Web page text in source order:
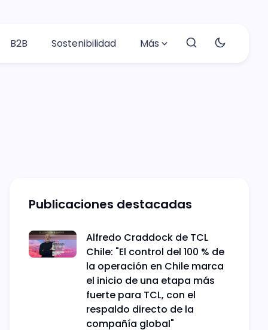
B2B Sostenibilidad Más
Publicaciones destacadas
Alfredo Craddock de TCL
Chile: "El control del 100 % de
la operación en Chile marca
el inicio de una etapa más
fuerte para TCL, con el
respaldo directo de la
compañía global"